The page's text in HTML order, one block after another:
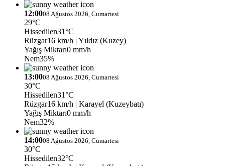
12:0008 Ağustos 2026, Cumartesi
29°C
Hissedilen31°C
Rüzgar16 km/h | Yıldız (Kuzey)
Yağış Miktarı0 mm/h
Nem35%
13:0008 Ağustos 2026, Cumartesi
30°C
Hissedilen31°C
Rüzgar16 km/h | Karayel (Kuzeybatı)
Yağış Miktarı0 mm/h
Nem32%
14:0008 Ağustos 2026, Cumartesi
30°C
Hissedilen32°C